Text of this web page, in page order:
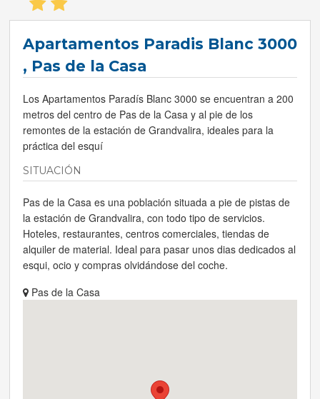
Apartamentos Paradis Blanc 3000
, Pas de la Casa
Los Apartamentos Paradís Blanc 3000 se encuentran a 200
metros del centro de Pas de la Casa y al pie de los
remontes de la estación de Grandvalira, ideales para la
práctica del esquí
SITUACIÓN
Pas de la Casa es una población situada a pie de pistas de
la estación de Grandvalira, con todo tipo de servicios.
Hoteles, restaurantes, centros comerciales, tiendas de
alquiler de material. Ideal para pasar unos dias dedicados al
esqui, ocio y compras olvidándose del coche.
Pas de la Casa